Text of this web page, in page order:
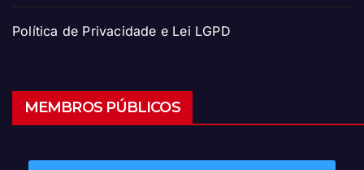
Política de Privacidade e Lei LGPD
MEMBROS PÚBLICOS